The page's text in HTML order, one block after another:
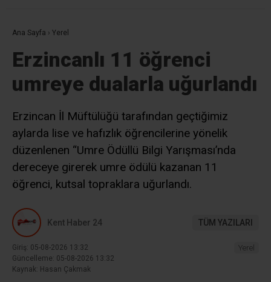
Ana Sayfa › Yerel
Erzincanlı 11 öğrenci
umreye dualarla uğurlandı
Erzincan İl Müftülüğü tarafından geçtiğimiz
aylarda lise ve hafızlık öğrencilerine yönelik
düzenlenen “Umre Ödüllü Bilgi Yarışması’nda
dereceye girerek umre ödülü kazanan 11
öğrenci, kutsal topraklara uğurlandı.
Kent Haber 24 TÜM YAZILARI
Giriş: 05-08-2026 13:32
Güncelleme: 05-08-2026 13:32
Kaynak: Hasan Çakmak
Yerel